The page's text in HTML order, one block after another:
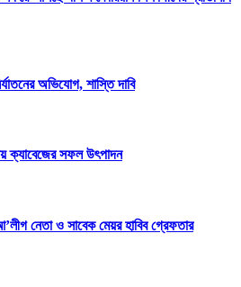
অভিযোগ, শাস্তি দাবি
ক্যাবেজের সফল উৎপাদন
নেতা ও সাবেক মেয়র হাবিব গ্রেফতার